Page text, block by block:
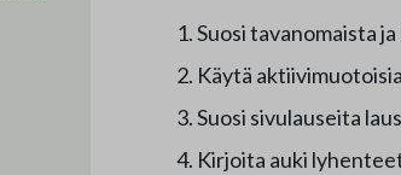
Suosi tavanomaista
Käytä
Suosi sivulauseita
Kirjoita auki